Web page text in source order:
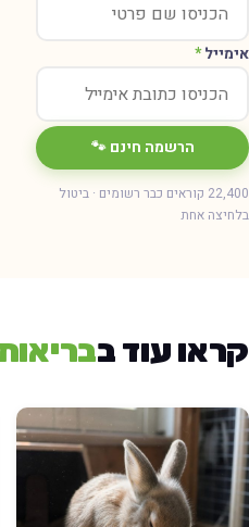
*
הרשמה חינם 🐾
22,400 קוראים כבר רשומים · ביטול
אחת
עוד בבריאות